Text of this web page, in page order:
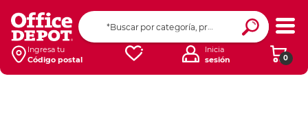
Ingresa tu
Código postal
0
Inicia
sesión